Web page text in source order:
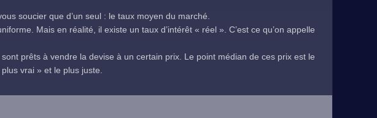
soucier que d’un seul : le taux moyen du marché.
Mais en réalité, il existe un taux d’intérêt « réel ». C’est ce qu’on appelle
prêts à vendre la devise à un certain prix. Le point médian de ces prix est le
vrai » et le plus juste.